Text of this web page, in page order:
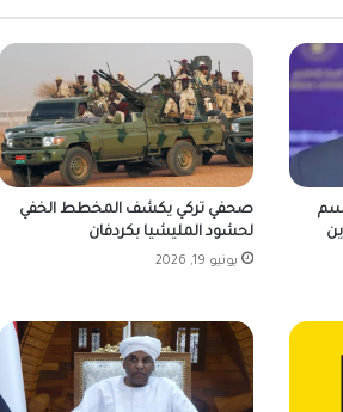
صحفي تركي يكشف المخطط الخفي
لحشود المليشيا بكردفان
يونيو 19, 2026